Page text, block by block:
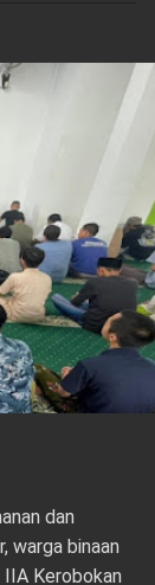
dan
warga binaan
Kerobokan